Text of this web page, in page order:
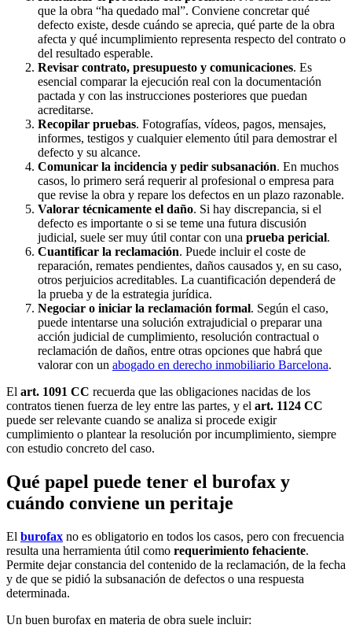
que la obra “ha quedado mal”. Conviene concretar qué
defecto existe, desde cuándo se aprecia, qué parte de la obra
afecta y qué incumplimiento representa respecto del contrato o
del resultado esperable.
Revisar contrato, presupuesto y comunicaciones. Es
esencial comparar la ejecución real con la documentación
pactada y con las instrucciones posteriores que puedan
acreditarse.
Recopilar pruebas. Fotografías, vídeos, pagos, mensajes,
informes, testigos y cualquier elemento útil para demostrar el
defecto y su alcance.
Comunicar la incidencia y pedir subsanación. En muchos
casos, lo primero será requerir al profesional o empresa para
que revise la obra y repare los defectos en un plazo razonable.
Valorar técnicamente el daño. Si hay discrepancia, si el
defecto es importante o si se teme una futura discusión
judicial, suele ser muy útil contar con una prueba pericial.
Cuantificar la reclamación. Puede incluir el coste de
reparación, remates pendientes, daños causados y, en su caso,
otros perjuicios acreditables. La cuantificación dependerá de
la prueba y de la estrategia jurídica.
Negociar o iniciar la reclamación formal. Según el caso,
puede intentarse una solución extrajudicial o preparar una
acción judicial de cumplimiento, resolución contractual o
reclamación de daños, entre otras opciones que habrá que
valorar con un abogado en derecho inmobiliario Barcelona.
El art. 1091 CC recuerda que las obligaciones nacidas de los
contratos tienen fuerza de ley entre las partes, y el art. 1124 CC
puede ser relevante cuando se analiza si procede exigir
cumplimiento o plantear la resolución por incumplimiento, siempre
con estudio concreto del caso.
Qué papel puede tener el burofax y
cuándo conviene un peritaje
El burofax no es obligatorio en todos los casos, pero con frecuencia
resulta una herramienta útil como requerimiento fehaciente.
Permite dejar constancia del contenido de la reclamación, de la fecha
y de que se pidió la subsanación de defectos o una respuesta
determinada.
Un buen burofax en materia de obra suele incluir: